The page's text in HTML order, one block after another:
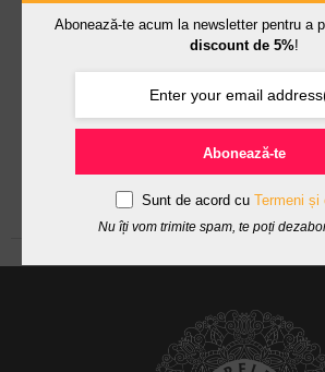
Abonează-te acum la newsletter pentru a
discount de 5%!
Abonează-te
Sunt de acord cu Termeni și
Nu îți vom trimite spam, te poți